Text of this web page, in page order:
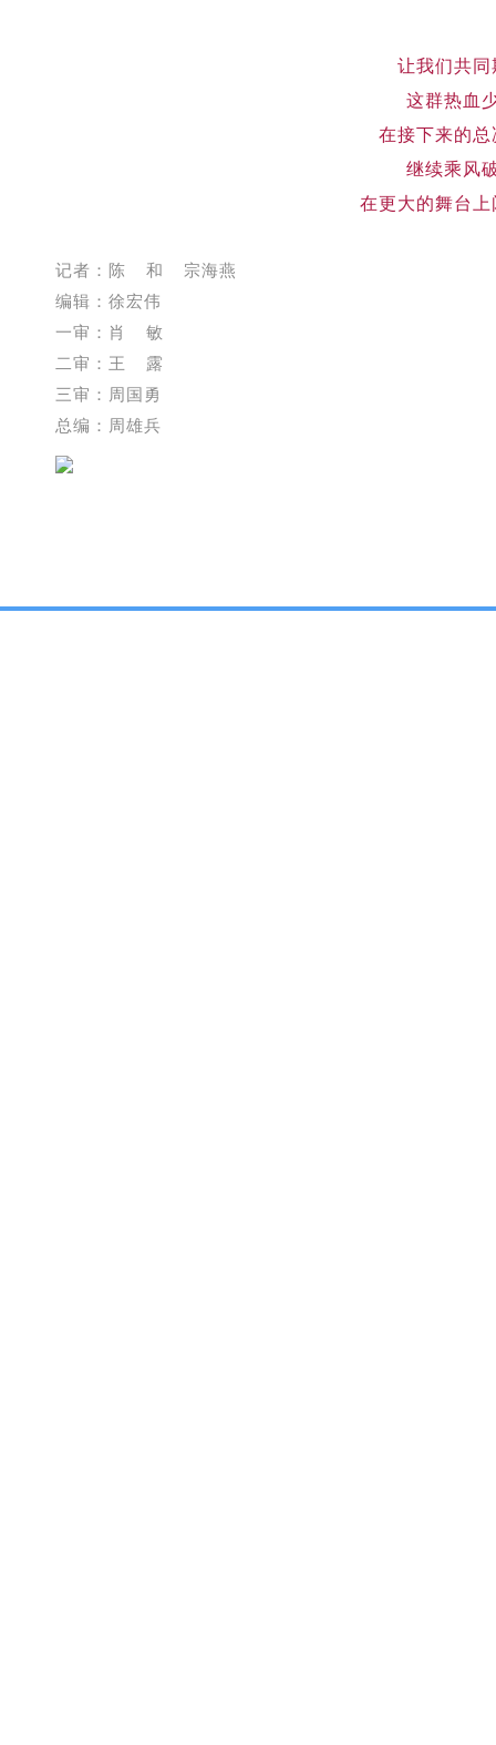
让我们共同
这群热血
在接下来的
继续乘风
在更大的舞台
记者：陈 和 宗海燕
编辑：徐宏伟
一审：肖 敏
二审：王 露
三审：周国勇
总编：周雄兵